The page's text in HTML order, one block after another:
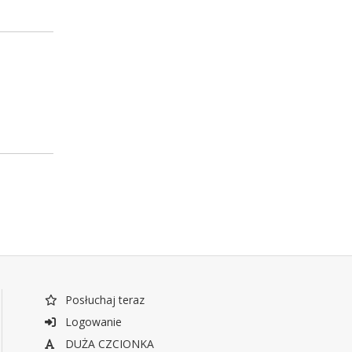
Posłuchaj teraz
Logowanie
DUŻA CZCIONKA